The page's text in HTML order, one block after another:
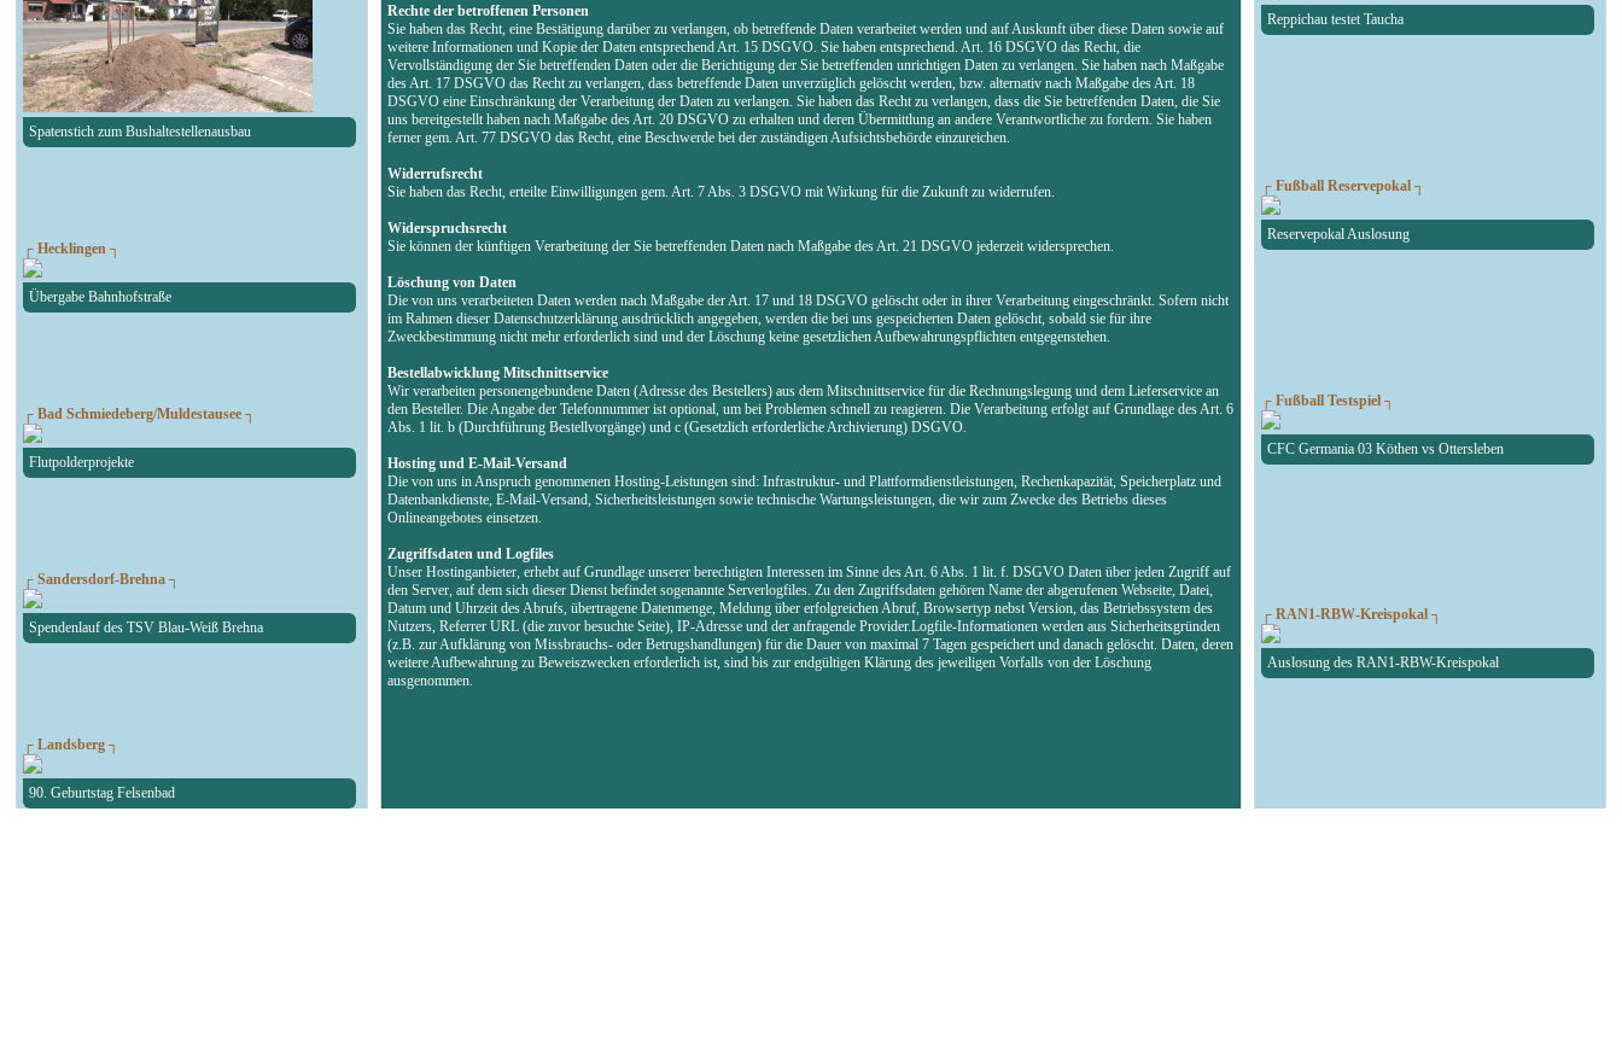
Spatenstich zum Bushaltestellenausbau
┌ Hecklingen ┐
Übergabe Bahnhofstraße
┌ Bad Schmiedeberg/Muldestausee ┐
Flutpolderprojekte
┌ Sandersdorf-Brehna ┐
Spendenlauf des TSV Blau-Weiß Brehna
┌ Landsberg ┐
90. Geburtstag Felsenbad
Rechte der betroffenen Personen
Sie haben das Recht, eine Bestätigung darüber zu verlangen, ob betreffende Daten verarbeitet werden und auf Auskunft über diese Daten sowie auf
weitere Informationen und Kopie der Daten entsprechend Art. 15 DSGVO. Sie haben entsprechend. Art. 16 DSGVO das Recht, die
Vervollständigung der Sie betreffenden Daten oder die Berichtigung der Sie betreffenden unrichtigen Daten zu verlangen. Sie haben nach Maßgabe
des Art. 17 DSGVO das Recht zu verlangen, dass betreffende Daten unverzüglich gelöscht werden, bzw. alternativ nach Maßgabe des Art. 18
DSGVO eine Einschränkung der Verarbeitung der Daten zu verlangen. Sie haben das Recht zu verlangen, dass die Sie betreffenden Daten, die Sie
uns bereitgestellt haben nach Maßgabe des Art. 20 DSGVO zu erhalten und deren Übermittlung an andere Verantwortliche zu fordern. Sie haben
ferner gem. Art. 77 DSGVO das Recht, eine Beschwerde bei der zuständigen Aufsichtsbehörde einzureichen.
Widerrufsrecht
Sie haben das Recht, erteilte Einwilligungen gem. Art. 7 Abs. 3 DSGVO mit Wirkung für die Zukunft zu widerrufen.
Widerspruchsrecht
Sie können der künftigen Verarbeitung der Sie betreffenden Daten nach Maßgabe des Art. 21 DSGVO jederzeit widersprechen.
Löschung von Daten
Die von uns verarbeiteten Daten werden nach Maßgabe der Art. 17 und 18 DSGVO gelöscht oder in ihrer Verarbeitung eingeschränkt. Sofern nicht
im Rahmen dieser Datenschutzerklärung ausdrücklich angegeben, werden die bei uns gespeicherten Daten gelöscht, sobald sie für ihre
Zweckbestimmung nicht mehr erforderlich sind und der Löschung keine gesetzlichen Aufbewahrungspflichten entgegenstehen.
Bestellabwicklung Mitschnittservice
Wir verarbeiten personengebundene Daten (Adresse des Bestellers) aus dem Mitschnittservice für die Rechnungslegung und dem Lieferservice an
den Besteller. Die Angabe der Telefonnummer ist optional, um bei Problemen schnell zu reagieren. Die Verarbeitung erfolgt auf Grundlage des Art. 6
Abs. 1 lit. b (Durchführung Bestellvorgänge) und c (Gesetzlich erforderliche Archivierung) DSGVO.
Hosting und E-Mail-Versand
Die von uns in Anspruch genommenen Hosting-Leistungen sind: Infrastruktur- und Plattformdienstleistungen, Rechenkapazität, Speicherplatz und
Datenbankdienste, E-Mail-Versand, Sicherheitsleistungen sowie technische Wartungsleistungen, die wir zum Zwecke des Betriebs dieses
Onlineangebotes einsetzen.
Zugriffsdaten und Logfiles
Unser Hostinganbieter, erhebt auf Grundlage unserer berechtigten Interessen im Sinne des Art. 6 Abs. 1 lit. f. DSGVO Daten über jeden Zugriff auf
den Server, auf dem sich dieser Dienst befindet sogenannte Serverlogfiles. Zu den Zugriffsdaten gehören Name der abgerufenen Webseite, Datei,
Datum und Uhrzeit des Abrufs, übertragene Datenmenge, Meldung über erfolgreichen Abruf, Browsertyp nebst Version, das Betriebssystem des
Nutzers, Referrer URL (die zuvor besuchte Seite), IP-Adresse und der anfragende Provider.Logfile-Informationen werden aus Sicherheitsgründen
(z.B. zur Aufklärung von Missbrauchs- oder Betrugshandlungen) für die Dauer von maximal 7 Tagen gespeichert und danach gelöscht. Daten, deren
weitere Aufbewahrung zu Beweiszwecken erforderlich ist, sind bis zur endgültigen Klärung des jeweiligen Vorfalls von der Löschung
ausgenommen.
Reppichau testet Taucha
┌ Fußball Reservepokal ┐
Reservepokal Auslosung
┌ Fußball Testspiel ┐
CFC Germania 03 Köthen vs Ottersleben
┌ RAN1-RBW-Kreispokal ┐
Auslosung des RAN1-RBW-Kreispokal